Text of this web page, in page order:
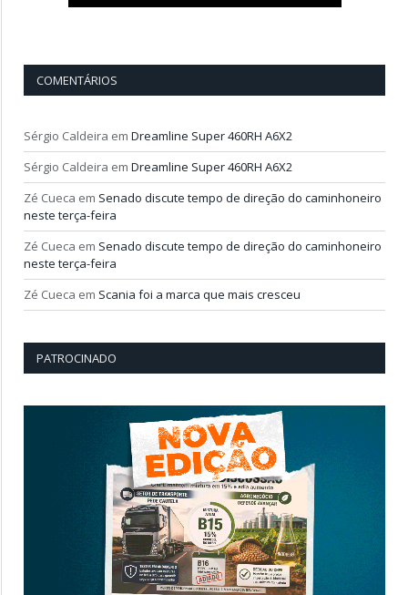
COMENTÁRIOS
Sérgio Caldeira em Dreamline Super 460RH A6X2
Sérgio Caldeira em Dreamline Super 460RH A6X2
Zé Cueca em Senado discute tempo de direção do caminhoneiro
neste terça-feira
Zé Cueca em Senado discute tempo de direção do caminhoneiro
neste terça-feira
Zé Cueca em Scania foi a marca que mais cresceu
PATROCINADO